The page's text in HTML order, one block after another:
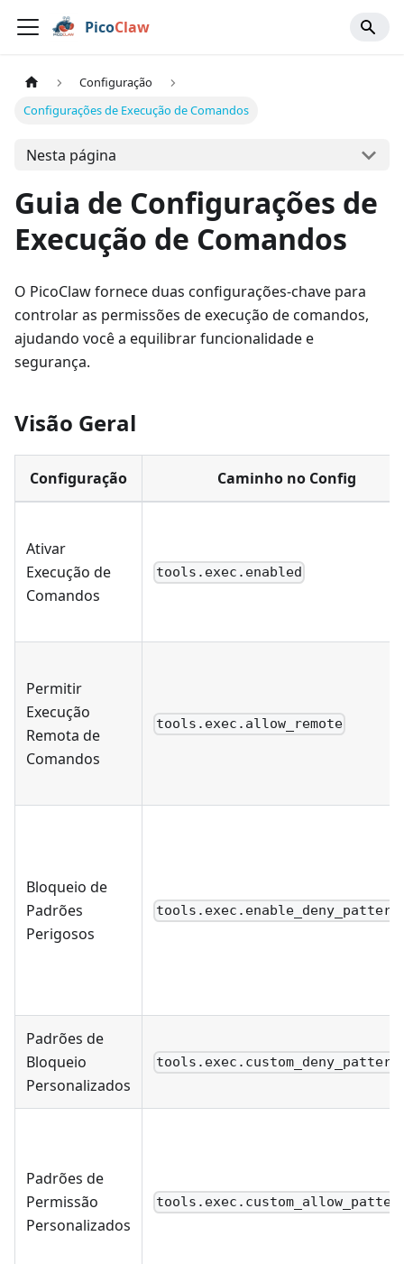
PicoClaw
Configuração
Configurações de Execução de Comandos
Nesta página
Guia de Configurações de
Execução de Comandos
O PicoClaw fornece duas configurações-chave para
controlar as permissões de execução de comandos,
ajudando você a equilibrar funcionalidade e
segurança.
Visão Geral
Configuração Caminho no Config
Ativar
Execução de
Comandos
tools.exec.enabled
Permitir
Execução
Remota de
Comandos
tools.exec.allow_remote
Bloqueio de
Padrões
Perigosos
Padrões de
Bloqueio
Personalizados
Padrões de
Permissão
Personalizados